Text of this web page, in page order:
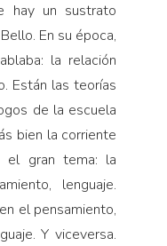
hay un sustrato
En su época,
la relación
Están las teorías
de la escuela
bien la corriente
el gran tema: la
lenguaje.
el pensamiento,
Y viceversa.